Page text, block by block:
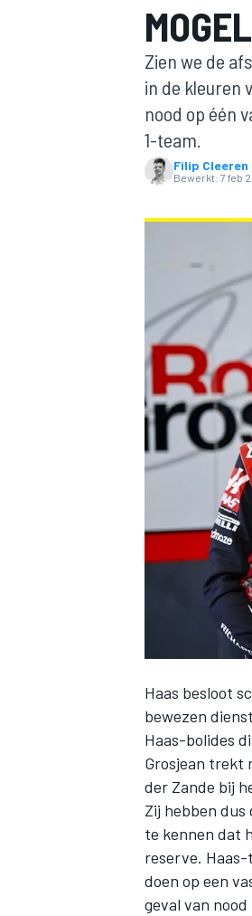
WEC
Zien we de
in de kleuren
nood op één
1-team.
Filip Cleeren
Bewerkt: 7 feb
Haas besloot
bewezen
Haas-bolides
Grosjean trekt
der Zande bij
Zij hebben
te kennen dat
reserve.
doen op een
geval van